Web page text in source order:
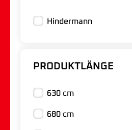
Hindermann
PRODUKTLÄNGE
630 cm
680 cm